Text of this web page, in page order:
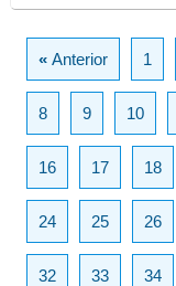
«Anterior 1
8 9 10
16 17 18
24 25 26
32 33 34